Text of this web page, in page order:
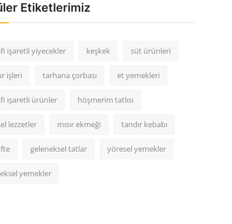
Etiketlerimiz
işaretli yiyecekler keşkek süt ürünleri
işleri tarhana çorbası et yemekleri
işaretli ürünler höşmerim tatlısı
lezzetler mısır ekmeği tandır kebabı
geleneksel tatlar yöresel yemekler
yemekler